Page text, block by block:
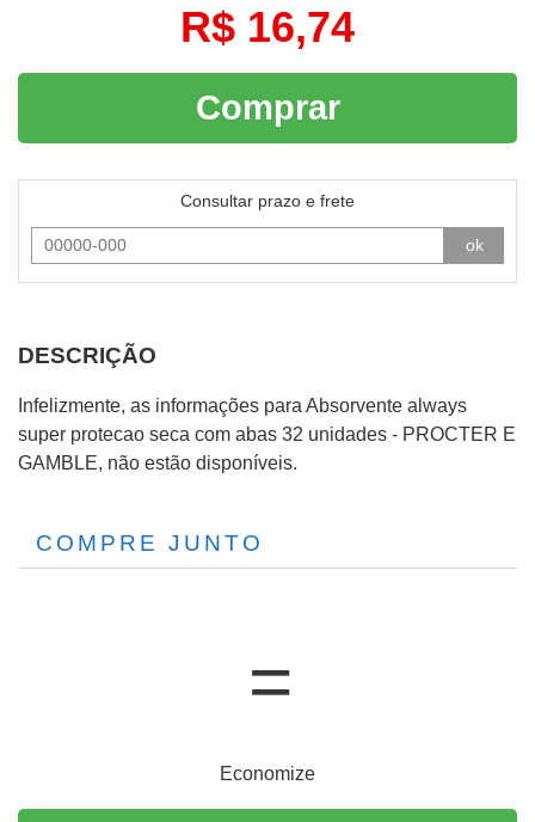
R$ 16,74
Comprar
Consultar prazo e frete
ok
DESCRIÇÃO
Infelizmente, as informações para Absorvente always
super protecao seca com abas 32 unidades - PROCTER E
GAMBLE, não estão disponíveis.
COMPRE JUNTO
Economize